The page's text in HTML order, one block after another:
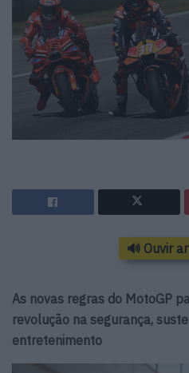
🔊 Ouvir
As novas regras do MotoGP
revolução na segurança,
entretenimento